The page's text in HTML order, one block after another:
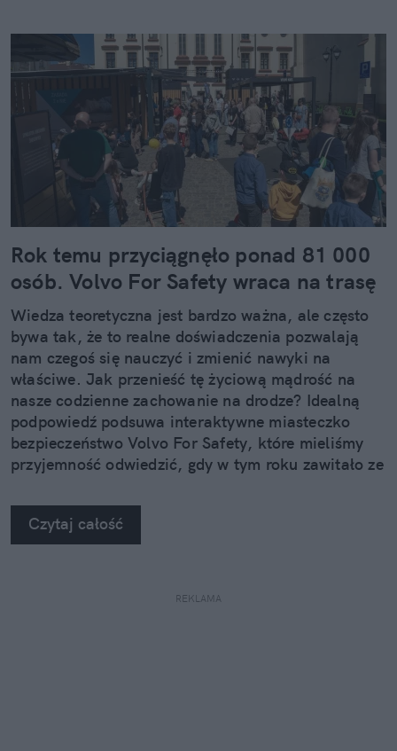
Rok temu przyciągnęło ponad 81 000
osób. Volvo For Safety wraca na trasę
Wiedza teoretyczna jest bardzo ważna, ale często
bywa tak, że to realne doświadczenia pozwalają
nam czegoś się nauczyć i zmienić nawyki na
właściwe. Jak przenieść tę życiową mądrość na
nasze codzienne zachowanie na drodze? Idealną
podpowiedź podsuwa interaktywne miasteczko
bezpieczeństwo Volvo For Safety, które mieliśmy
przyjemność odwiedzić, gdy w tym roku zawitało ze
Czytaj całość
REKLAMA